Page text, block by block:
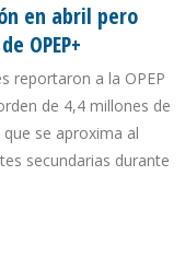
en abril pero
OPEP+
reportaron a la OPEP
de 4,4 millones de
se aproxima al
secundarias durante